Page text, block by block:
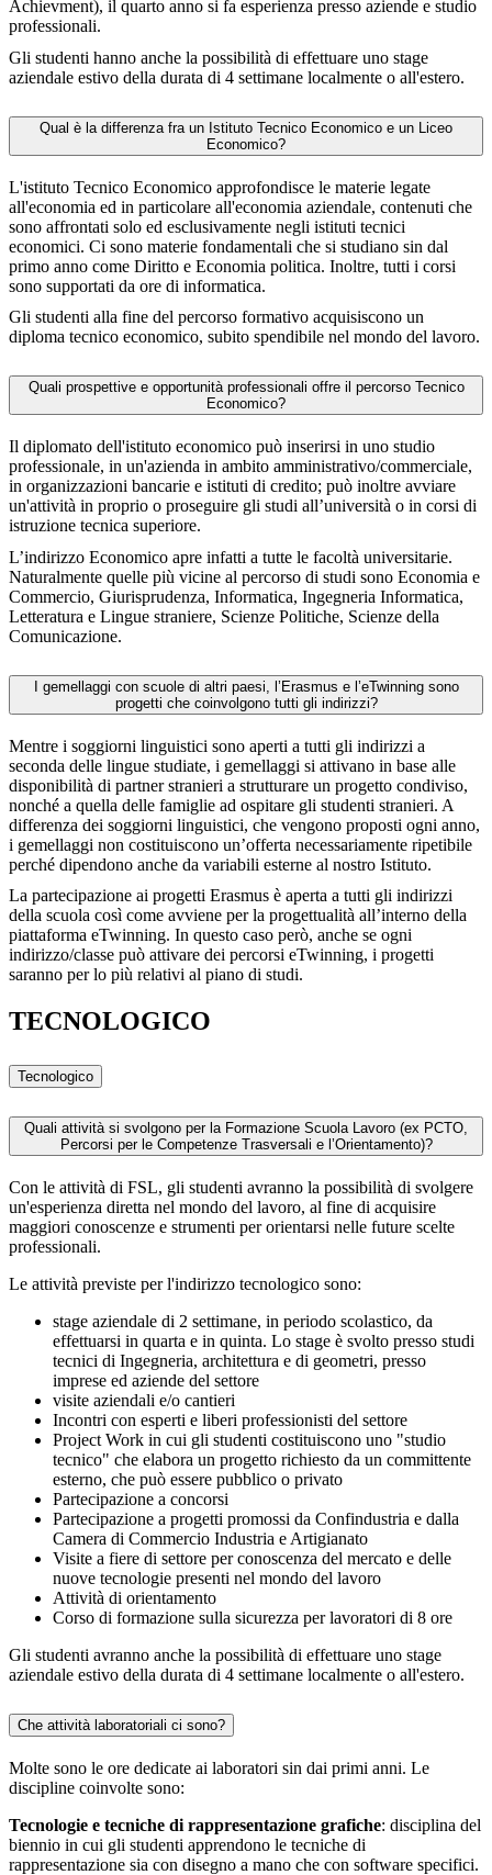
Achievment), il quarto anno si fa esperienza presso aziende e studio
professionali.
Gli studenti hanno anche la possibilità di effettuare uno stage
aziendale estivo della durata di 4 settimane localmente o all'estero.
Qual è la differenza fra un Istituto Tecnico Economico e un Liceo
Economico?
L'istituto Tecnico Economico approfondisce le materie legate
all'economia ed in particolare all'economia aziendale, contenuti che
sono affrontati solo ed esclusivamente negli istituti tecnici
economici. Ci sono materie fondamentali che si studiano sin dal
primo anno come Diritto e Economia politica. Inoltre, tutti i corsi
sono supportati da ore di informatica.
Gli studenti alla fine del percorso formativo acquisiscono un
diploma tecnico economico, subito spendibile nel mondo del lavoro.
Quali prospettive e opportunità professionali offre il percorso Tecnico
Economico?
Il diplomato dell'istituto economico può inserirsi in uno studio
professionale, in un'azienda in ambito amministrativo/commerciale,
in organizzazioni bancarie e istituti di credito; può inoltre avviare
un'attività in proprio o proseguire gli studi all’università o in corsi di
istruzione tecnica superiore.
L’indirizzo Economico apre infatti a tutte le facoltà universitarie.
Naturalmente quelle più vicine al percorso di studi sono Economia e
Commercio, Giurisprudenza, Informatica, Ingegneria Informatica,
Letteratura e Lingue straniere, Scienze Politiche, Scienze della
Comunicazione.
I gemellaggi con scuole di altri paesi, l’Erasmus e l’eTwinning sono
progetti che coinvolgono tutti gli indirizzi?
Mentre i soggiorni linguistici sono aperti a tutti gli indirizzi a
seconda delle lingue studiate, i gemellaggi si attivano in base alle
disponibilità di partner stranieri a strutturare un progetto condiviso,
nonché a quella delle famiglie ad ospitare gli studenti stranieri. A
differenza dei soggiorni linguistici, che vengono proposti ogni anno,
i gemellaggi non costituiscono un’offerta necessariamente ripetibile
perché dipendono anche da variabili esterne al nostro Istituto.
La partecipazione ai progetti Erasmus è aperta a tutti gli indirizzi
della scuola così come avviene per la progettualità all’interno della
piattaforma eTwinning. In questo caso però, anche se ogni
indirizzo/classe può attivare dei percorsi eTwinning, i progetti
saranno per lo più relativi al piano di studi.
TECNOLOGICO
Tecnologico
Quali attività si svolgono per la Formazione Scuola Lavoro (ex PCTO,
Percorsi per le Competenze Trasversali e l’Orientamento)?
Con le attività di FSL, gli studenti avranno la possibilità di svolgere
un'esperienza diretta nel mondo del lavoro, al fine di acquisire
maggiori conoscenze e strumenti per orientarsi nelle future scelte
professionali.
Le attività previste per l'indirizzo tecnologico sono:
stage aziendale di 2 settimane, in periodo scolastico, da
effettuarsi in quarta e in quinta. Lo stage è svolto presso studi
tecnici di Ingegneria, architettura e di geometri, presso
imprese ed aziende del settore
visite aziendali e/o cantieri
Incontri con esperti e liberi professionisti del settore
Project Work in cui gli studenti costituiscono uno "studio
tecnico" che elabora un progetto richiesto da un committente
esterno, che può essere pubblico o privato
Partecipazione a concorsi
Partecipazione a progetti promossi da Confindustria e dalla
Camera di Commercio Industria e Artigianato
Visite a fiere di settore per conoscenza del mercato e delle
nuove tecnologie presenti nel mondo del lavoro
Attività di orientamento
Corso di formazione sulla sicurezza per lavoratori di 8 ore
Gli studenti avranno anche la possibilità di effettuare uno stage
aziendale estivo della durata di 4 settimane localmente o all'estero.
Che attività laboratoriali ci sono?
Molte sono le ore dedicate ai laboratori sin dai primi anni. Le
discipline coinvolte sono:
Tecnologie e tecniche di rappresentazione grafiche: disciplina del
biennio in cui gli studenti apprendono le tecniche di
rappresentazione sia con disegno a mano che con software specifici.